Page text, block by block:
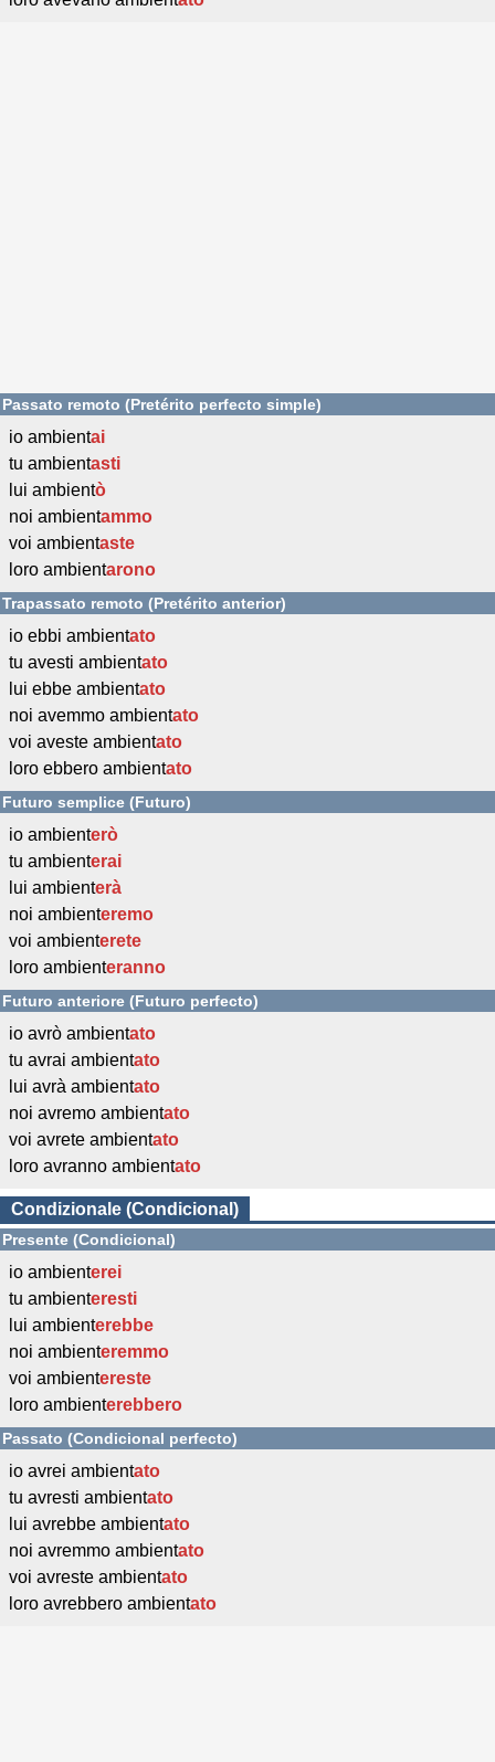
Passato remoto (Pretérito perfecto simple)
io ambientai
tu ambientasti
lui ambientò
noi ambientammo
voi ambientaste
loro ambientarono
Trapassato remoto (Pretérito anterior)
io ebbi ambientato
tu avesti ambientato
lui ebbe ambientato
noi avemmo ambientato
voi aveste ambientato
loro ebbero ambientato
Futuro semplice (Futuro)
io ambienterò
tu ambienterai
lui ambienterà
noi ambienteremo
voi ambienterete
loro ambienteranno
Futuro anteriore (Futuro perfecto)
io avrò ambientato
tu avrai ambientato
lui avrà ambientato
noi avremo ambientato
voi avrete ambientato
loro avranno ambientato
Condizionale (Condicional)
Presente (Condicional)
io ambienterei
tu ambienteresti
lui ambienterebbe
noi ambienteremmo
voi ambientereste
loro ambienterebbero
Passato (Condicional perfecto)
io avrei ambientato
tu avresti ambientato
lui avrebbe ambientato
noi avremmo ambientato
voi avreste ambientato
loro avrebbero ambientato